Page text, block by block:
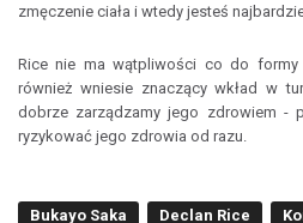
zmęczenie ciała i wtedy jesteś
Rice nie ma wątpliwości co do
również wniesie znaczący wkład w
dobrze zarządzamy jego zdrowiem -
ryzykować jego zdrowia od razu.
Bukayo Saka Declan Rice